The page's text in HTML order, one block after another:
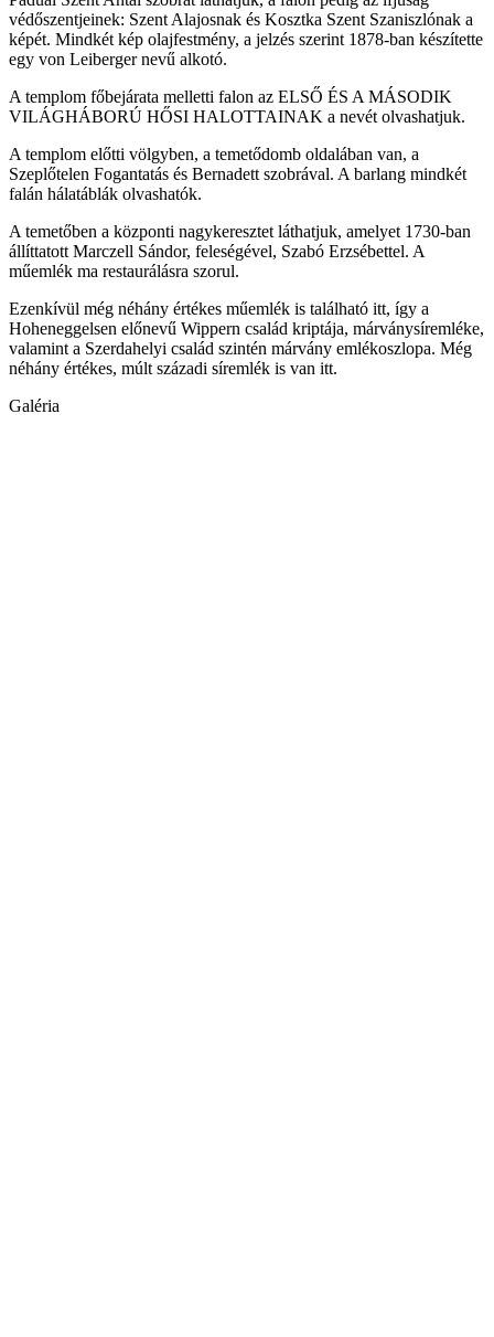
védőszentjeinek: Szent Alajosnak és Kosztka Szent Szaniszlónak a
képét. Mindkét kép olajfestmény, a jelzés szerint 1878-ban készítette
egy von Leiberger nevű alkotó.
A templom főbejárata melletti falon az ELSŐ ÉS A MÁSODIK
VILÁGHÁBORÚ HŐSI HALOTTAINAK a nevét olvashatjuk.
A templom előtti völgyben, a temetődomb oldalában van, a
Szeplőtelen Fogantatás és Bernadett szobrával. A barlang mindkét
falán hálatáblák olvashatók.
A temetőben a központi nagykeresztet láthatjuk, amelyet 1730-ban
állíttatott Marczell Sándor, feleségével, Szabó Erzsébettel. A
műemlék ma restaurálásra szorul.
Ezenkívül még néhány értékes műemlék is található itt, így a
Hoheneggelsen előnevű Wippern család kriptája, márványsíremléke,
valamint a Szerdahelyi család szintén márvány emlékoszlopa. Még
néhány értékes, múlt századi síremlék is van itt.
Galéria